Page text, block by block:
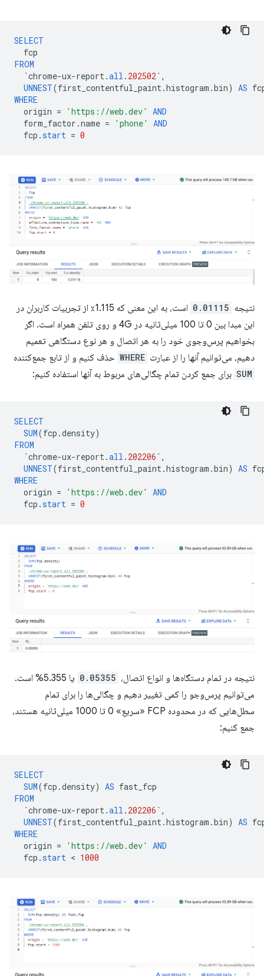
SELECT
fcp
FROM
`chrome-ux-report .all . 202502 ` ,
UNNEST(first_contentful_paint .histogram .bin) AS
WHERE
origin = 'https://web.dev'
AND
form_factor .name = 'phone'
AND
fcp .start = 0
نتیجه 0.01115
است، به این معنی که 1.115٪ از تجربیات کاربران در
این مبدا بین 0 تا 100 میلی‌ثانیه در 4G و روی تلفن همراه است. اگر
بخواهیم پرس‌وجوی خود را به هر اتصال و هر نوع دستگاهی تعمیم
دهیم، می‌توانیم آنها را از عبارت WHERE حذف کنیم و از تابع جمع‌کننده
SUM برای جمع کردن تمام چگالی‌های مربوط به آنها استفاده کنیم:
SELECT
SUM(fcp .density)
FROM
`chrome-ux-report.all . 202206 ` ,
UNNEST(first_contentful_paint.histogram .bin) AS
WHERE
origin = 'https://web.dev'
AND
fcp .start = 0
نتیجه در تمام دستگاه‌ها و انواع اتصال، 0.05355
یا 5.355% است.
می‌توانیم پرس‌وجو را کمی تغییر دهیم و چگالی‌ها را برای تمام
سطل‌هایی که در محدوده FCP «سریع» 0 تا 1000 میلی‌ثانیه هستند،
جمع کنیم:
SELECT
SUM(fcp .density) AS fast_fcp
FROM
`chrome-ux-report.all . 202206 ` ,
UNNEST(first_contentful_paint.histogram .bin) AS
WHERE
origin = 'https://web.dev'
AND
fcp .start < 1000